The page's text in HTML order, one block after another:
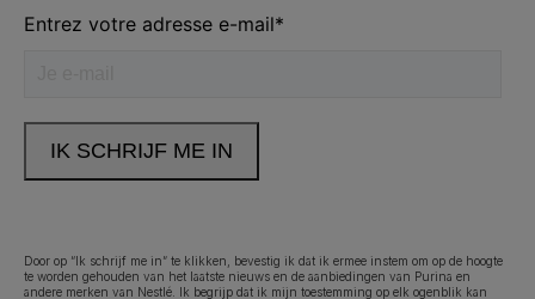
Door op “Ik schrijf me in” te klikken, bevestig ik dat ik ermee instem om op de hoogte
te worden gehouden van het laatste nieuws en de aanbiedingen van Purina en
andere merken van Nestlé. Ik begrijp dat ik mijn toestemming op elk ogenblik kan
Neem contact met ons op